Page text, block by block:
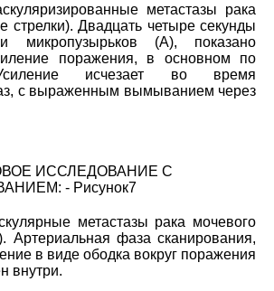
метастазы рака
стрелки). Двадцать четыре секунды
микропузырьков (А), показано
поражения, в основном по
исчезает во время
с выраженным вымыванием через
метастазы рака мочевого
Артериальная фаза сканирования,
в виде ободка вокруг поражения
внутри.